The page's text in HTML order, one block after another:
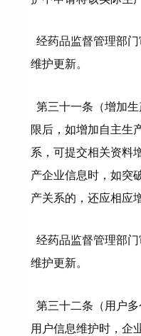
经药品监督管理部
维护更新。
第三十一条（增加
限后，如增加自主生
系，可提交相关资料
产企业信息时，如突
产关系的，还应相应
经药品监督管理部
维护更新。
第三十二条（用户
用户信息维护时，企